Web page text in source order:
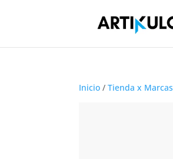
Inicio /Tienda x Marcas